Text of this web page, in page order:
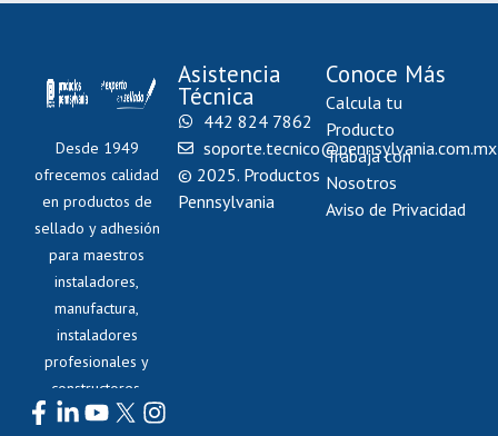
Desde 1949
ofrecemos calidad
en productos de
sellado y adhesión
para maestros
instaladores,
manufactura,
instaladores
profesionales y
constructores.
Síguenos:
Asistencia
Técnica
442 824 7862
soporte.tecnico@pennsylvania.com.mx
© 2025. Productos
Pennsylvania
Conoce Más
Calcula tu
Producto
Trabaja con
Nosotros
Aviso de Privacidad